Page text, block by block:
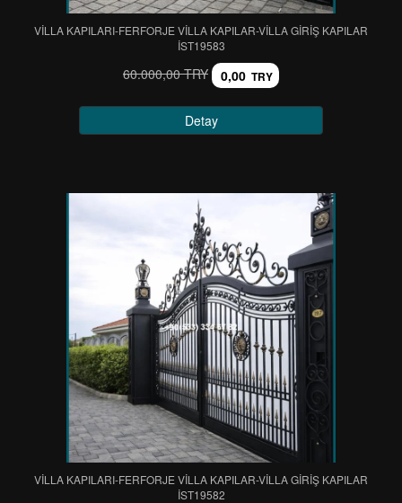
VİLLA KAPILARI-FERFORJE VİLLA KAPILAR-VİLLA GİRİŞ KAPILAR
IST19583
60.000,00 TRY 0,00 TRY
Detay
VİLLA KAPILARI-FERFORJE VİLLA KAPILAR-VİLLA GİRİŞ KAPILAR
IST19582